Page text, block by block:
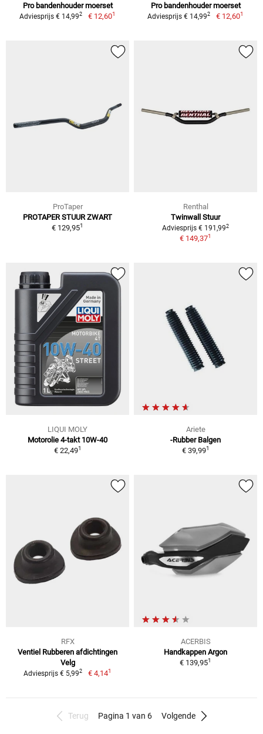
Pro bandenhouder moerset
Adviesprijs € 14,992 € 12,601
Pro bandenhouder moerset
Adviesprijs € 14,992 € 12,601
ProTaper
PROTAPER STUUR ZWART
€ 129,951
Renthal
Twinwall Stuur
Adviesprijs € 191,992
€ 149,371
LIQUI MOLY
Motorolie 4-takt 10W-40
€ 22,491
Ariete
-Rubber Balgen
€ 39,991
RFX
Ventiel Rubberen afdichtingen
Velg
Adviesprijs € 5,992 € 4,141
ACERBIS
Handkappen Argon
€ 139,951
Terug Pagina 1 van 6 Volgende